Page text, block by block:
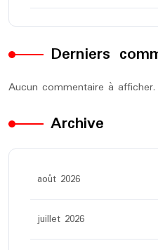
Derniers
Aucun commentaire à afficher.
Archive
août 2026
juillet 2026